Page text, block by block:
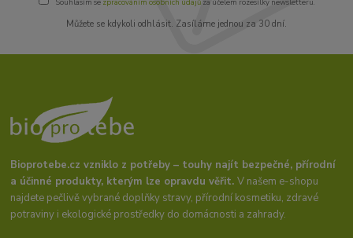
Souhlasím se zpracováním osobních údajůza účelem rozesílky newsletteru.
Můžete se kdykoli odhlásit. Zasíláme jednou za 30 dní.
Bioprotebe.cz vzniklo z potřeby – touhy najít bezpečné, přírodní
a účinné produkty, kterým lze opravdu věřit.V našem e-shopu
najdete pečlivě vybrané doplňky stravy, přírodní kosmetiku, zdravé
potraviny i ekologické prostředky do domácnosti a zahrady.